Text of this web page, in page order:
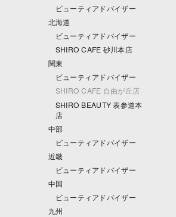
ビューティアドバイザー
北海道
ビューティアドバイザー
SHIRO CAFE 砂川本店
関東
ビューティアドバイザー
SHIRO CAFE 自由が丘店
SHIRO BEAUTY 表参道本
店
中部
ビューティアドバイザー
近畿
ビューティアドバイザー
中国
ビューティアドバイザー
九州